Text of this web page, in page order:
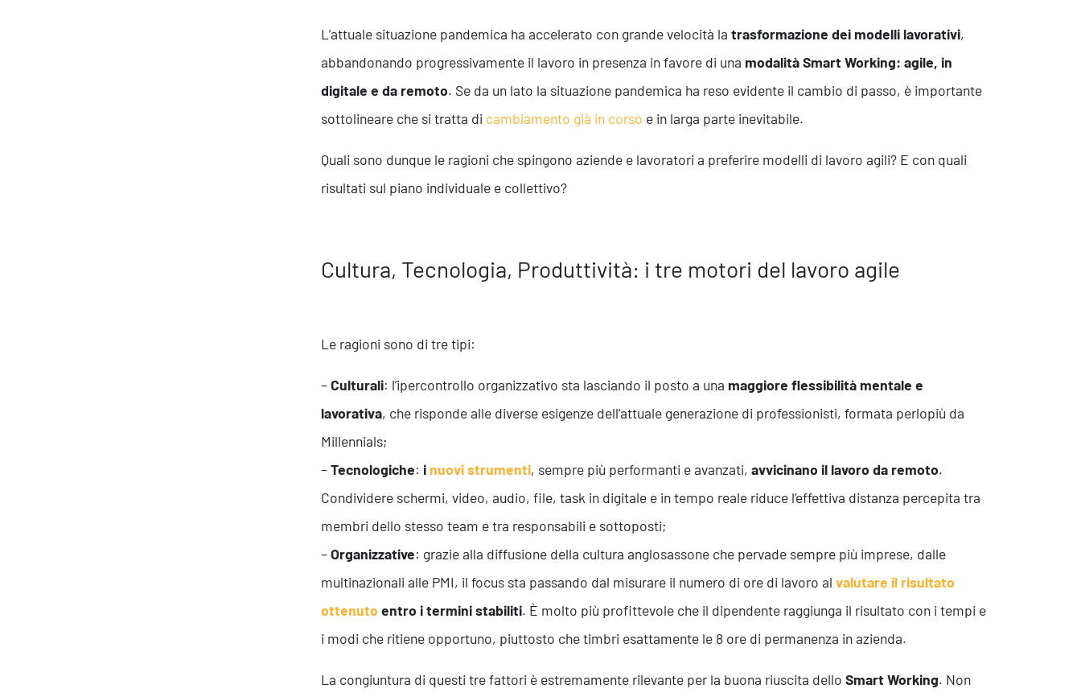
L’attuale situazione pandemica ha accelerato con grande velocità la trasformazione dei modelli lavorativi,
abbandonando progressivamente il lavoro in presenza in favore di una modalità Smart Working: agile, in
digitale e da remoto. Se da un lato la situazione pandemica ha reso evidente il cambio di passo, è importante
sottolineare che si tratta di cambiamento già in corso e in larga parte inevitabile.
Quali sono dunque le ragioni che spingono aziende e lavoratori a preferire modelli di lavoro agili? E con quali
risultati sul piano individuale e collettivo?
Cultura, Tecnologia, Produttività: i tre motori del lavoro agile
Le ragioni sono di tre tipi:
–Culturali: l’ipercontrollo organizzativo sta lasciando il posto a una maggiore flessibilità mentale e
lavorativa, che risponde alle diverse esigenze dell’attuale generazione di professionisti, formata perlopiù da
Millennials;
–Tecnologiche: i nuovi strumenti, sempre più performanti e avanzati, avvicinano il lavoro da remoto.
Condividere schermi, video, audio, file, task in digitale e in tempo reale riduce l’effettiva distanza percepita tra
membri dello stesso team e tra responsabili e sottoposti;
–Organizzative: grazie alla diffusione della cultura anglosassone che pervade sempre più imprese, dalle
multinazionali alle PMI, il focus sta passando dal misurare il numero di ore di lavoro al valutare il risultato
ottenuto entro i termini stabiliti. È molto più profittevole che il dipendente raggiunga il risultato con i tempi e
i modi che ritiene opportuno, piuttosto che timbri esattamente le 8 ore di permanenza in azienda.
La congiuntura di questi tre fattori è estremamente rilevante per la buona riuscita dello Smart Working. Non